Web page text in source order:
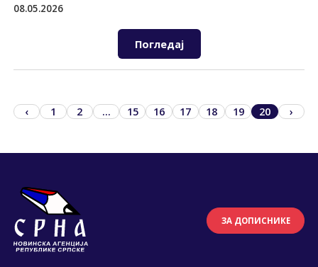
08.05.2026
Погледај
‹ 1 2 ... 15 16 17 18 19 20 ›
ЗА ДОПИСНИКЕ